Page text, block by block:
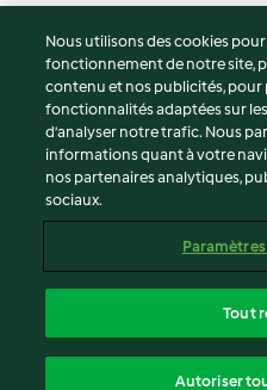
© Copyright 2026
Conditions d'utilisation
Politique de confidentialité
Non-responsabilité
Mentions légales
Contenu du rapport
Déclaration d'accessibilité
Nous utilisons des cookies
fonctionnement de notre site,
contenu et nos publicités, pour
fonctionnalités adaptées sur
d’analyser notre trafic. Nous
informations quant à votre
nos partenaires analytiques,
sociaux.
Tout
Autoriser